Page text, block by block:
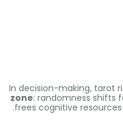
In decision-making, tarot
zone:randomness shifts
frees cognitive
.